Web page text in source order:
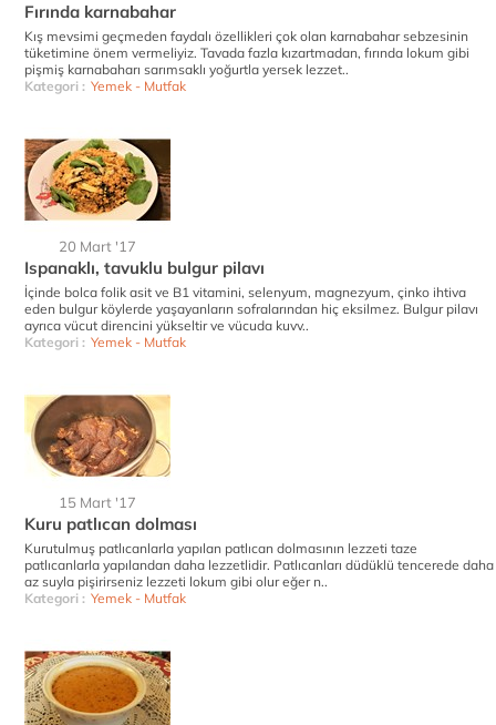
Fırında karnabahar
Kış mevsimi geçmeden faydalı özellikleri çok olan karnabahar sebzesinin
tüketimine önem vermeliyiz. Tavada fazla kızartmadan, fırında lokum gibi
pişmiş karnabaharı sarımsaklı yoğurtla yersek lezzet..
Kategori : Yemek - Mutfak
20 Mart '17
Ispanaklı, tavuklu bulgur pilavı
İçinde bolca folik asit ve B1 vitamini, selenyum, magnezyum, çinko ihtiva
eden bulgur köylerde yaşayanların sofralarından hiç eksilmez. Bulgur pilavı
ayrıca vücut direncini yükseltir ve vücuda kuvv..
Kategori : Yemek - Mutfak
15 Mart '17
Kuru patlıcan dolması
Kurutulmuş patlıcanlarla yapılan patlıcan dolmasının lezzeti taze
patlıcanlarla yapılandan daha lezzetlidir. Patlıcanları düdüklü tencerede daha
az suyla pişirirseniz lezzeti lokum gibi olur eğer n..
Kategori : Yemek - Mutfak